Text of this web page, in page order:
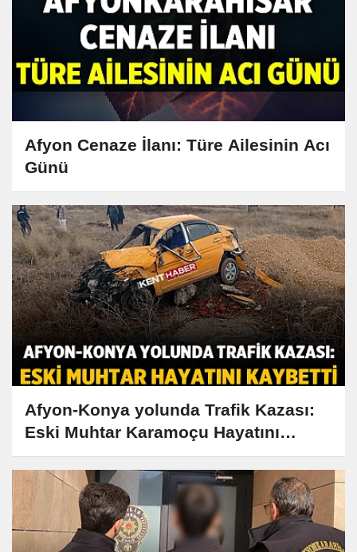
Afyon Cenaze İlanı: Türe Ailesinin Acı
Günü
Afyon-Konya yolunda Trafik Kazası:
Eski Muhtar Karamoçu Hayatını
Kaybetti